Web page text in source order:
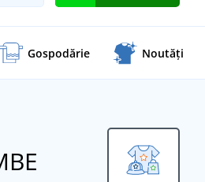
Gospodărie Noutăți